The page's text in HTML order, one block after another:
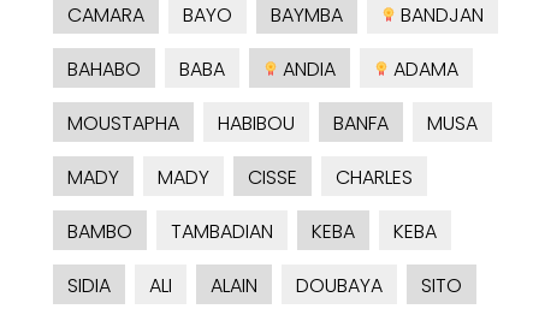
CAMARA
BAYO BAYMBA
BANDJAN
BAHABO
BABA ANDIA
ADAMA
MOUSTAPHA
HABIBOU BANFA
MUSA
MADY
MADY CISSE
CHARLES
BAMBO
TAMBADIAN KEBA
KEBA
SIDIA
ALI ALAIN DOUBAYA
SITO